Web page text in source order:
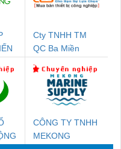
Cty TNHH TM
QC Ba Miền
CÔNG TY TNHH
MEKONG